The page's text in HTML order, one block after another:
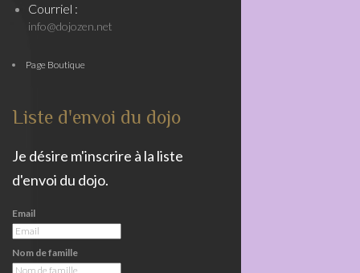
Courriel :
info@dojozen.net
Page Boutique
Liste d'envoi du dojo
Je désire m'inscrire à la liste
d'envoi du dojo.
Email
Nom de famille